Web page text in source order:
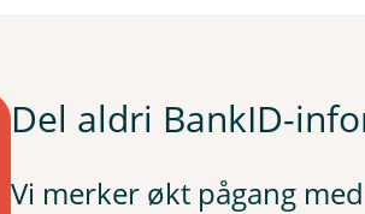
Del aldri BankID-
Vi merker økt pågang